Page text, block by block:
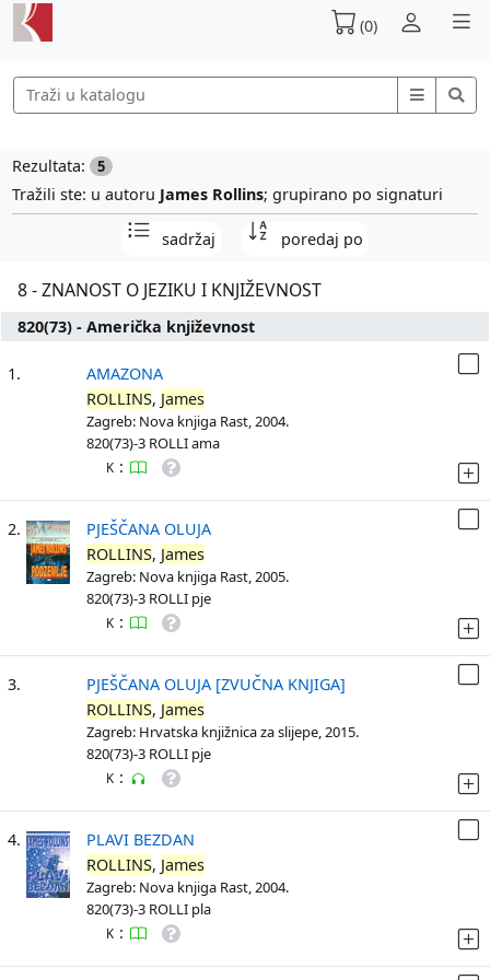
(0)
Rezultata: 5
Tražili ste: u autoru James Rollins; grupirano po signaturi
sadržaj poredaj po
8 - ZNANOST O JEZIKU I KNJIŽEVNOST
820(73) - Američka književnost
1.
AMAZONA
ROLLINS, James
Zagreb: Nova knjiga Rast, 2004.
820(73)-3 ROLLI ama
K :
2.
PJEŠČANA OLUJA
ROLLINS, James
Zagreb: Nova knjiga Rast, 2005.
820(73)-3 ROLLI pje
K :
3.
PJEŠČANA OLUJA [ZVUČNA KNJIGA]
ROLLINS, James
Zagreb: Hrvatska knjižnica za slijepe, 2015.
820(73)-3 ROLLI pje
K :
4.
PLAVI BEZDAN
ROLLINS, James
Zagreb: Nova knjiga Rast, 2004.
820(73)-3 ROLLI pla
K :